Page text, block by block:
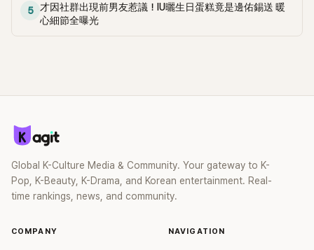
5
才因社群出現前男友惹議！IU曬生日蛋糕竟是邊佑錫送 暖
心細節全曝光
Global K-Culture Media & Community. Your gateway to K-
Pop, K-Beauty, K-Drama, and Korean entertainment. Real-
time rankings, news, and community.
COMPANY NAVIGATION